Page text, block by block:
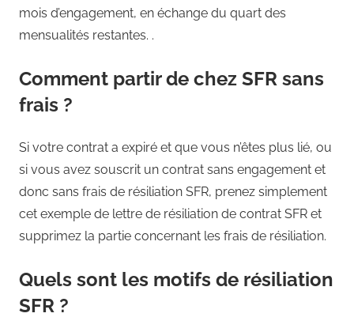
mois d’engagement, en échange du quart des
mensualités restantes. .
Comment partir de chez SFR sans
frais ?
Si votre contrat a expiré et que vous n’êtes plus lié, ou
si vous avez souscrit un contrat sans engagement et
donc sans frais de résiliation SFR, prenez simplement
cet exemple de lettre de résiliation de contrat SFR et
supprimez la partie concernant les frais de résiliation.
Quels sont les motifs de résiliation
SFR ?